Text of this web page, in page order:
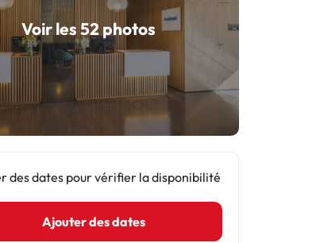
Voir les 52 photos
des dates pour vérifier la disponibilité
Ajouter des dates